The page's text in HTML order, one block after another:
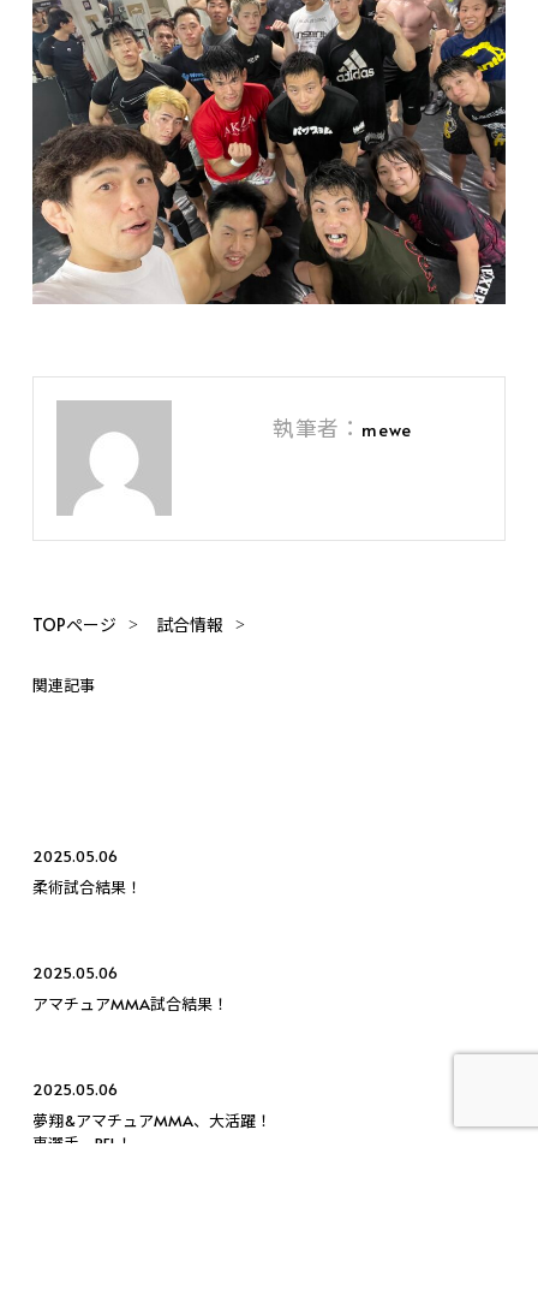
執筆者： mewe
TOPページ 試合情報
関連記事
2025.05.06
柔術試合結果！
2025.05.06
アマチュアMMA試合結果！
2025.05.06
夢翔&アマチュアMMA、大活躍！
東選手、PFL！